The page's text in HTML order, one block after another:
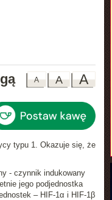
A
A
A
typu 1. Okazuje się, że
- czynnik indukowany
jego podjednostka
– HIF-1α i HIF-1β